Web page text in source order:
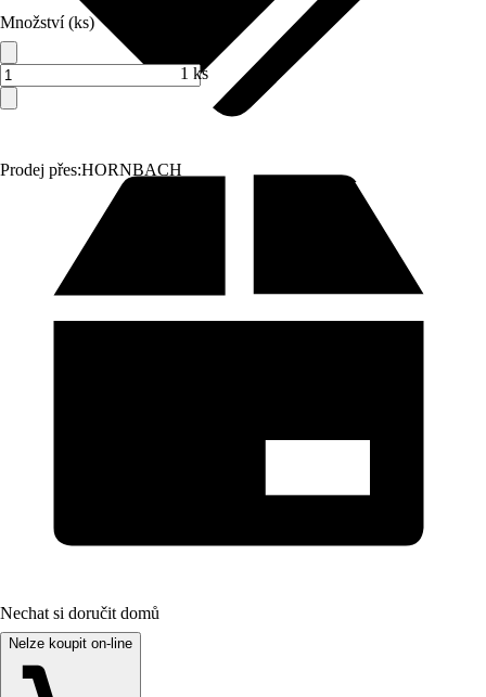
Prodej přes:HORNBACH
Množství (ks)
1 ks
Nechat si doručit domů
Nelze koupit on-line